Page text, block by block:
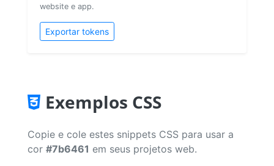
website e app.
Exportar tokens
Exemplos CSS
Copie e cole estes snippets CSS para usar a
cor #7b6461 em seus projetos web.